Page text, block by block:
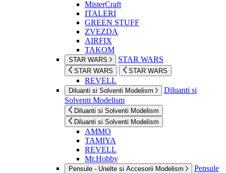
MisterCraft
ITALERI
GREEN STUFF
ZVEZDA
AIRFIX
TAKOM
STAR WARS STAR WARS
STAR WARS STAR WARS
REVELL
Diluanti si Solventi Modelism
Diluanti si
Solventi Modelism
Diluanti si Solventi Modelism
Diluanti si Solventi Modelism
AMMO
TAMIYA
REVELL
Mr.Hobby
Pensule - Unelte si Accesorii Modelism
Pensule